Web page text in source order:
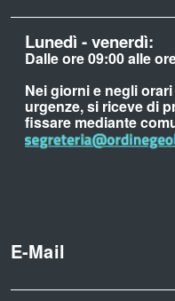
Lunedì - venerdì:
Dalle ore 09:00 alle
Nei giorni e negli
urgenze, si riceve di
fissare mediante
E-Mail